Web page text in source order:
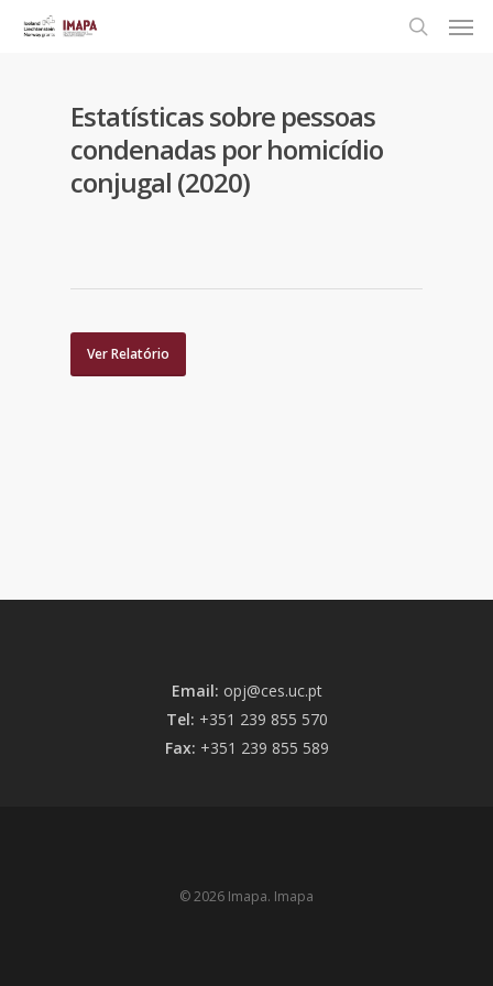
Estatísticas sobre pessoas
condenadas por homicídio
conjugal (2020)
Ver Relatório
Email: opj@ces.uc.pt
Tel: +351 239 855 570
Fax: +351 239 855 589
© 2026 Imapa. Imapa